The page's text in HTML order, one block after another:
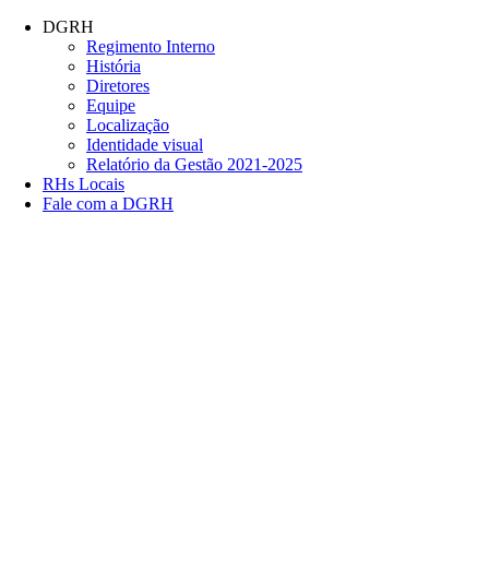
Conteúdo principal
DGRH
Regimento Interno
História
Diretores
Equipe
Localização
Identidade visual
Relatório da Gestão 2021-2025
RHs Locais
Fale com a DGRH